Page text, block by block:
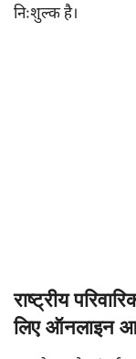
निःशुल्क है।
राष्ट्रीय
लिए ऑनलाइन